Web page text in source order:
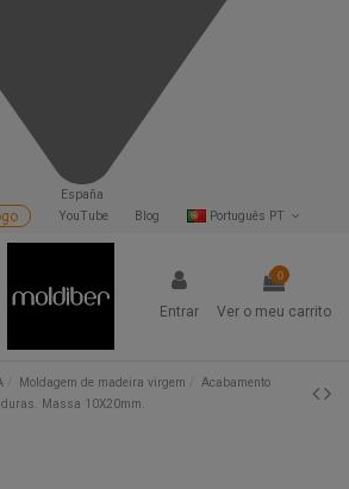
España
Português PT
Blog
YouTube
Entrar
0
Ver o meu carrito
Moldagem de madeira virgem
Acabamento
Massa 10X20mm.